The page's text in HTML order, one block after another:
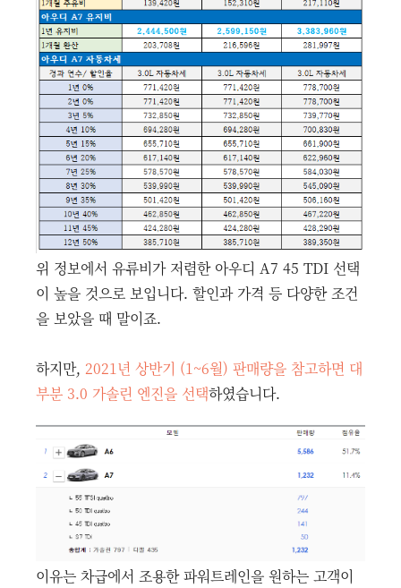
위 정보에서 유류비가 저렴한 아우디 A7 45 TDI 선택
이 높을 것으로 보입니다. 할인과 가격 등 다양한 조건
을 보았을 때 말이죠.
하지만, 2021년 상반기 (1~6월) 판매량을 참고하면 대
부분 3.0 가솔린 엔진을 선택하였습니다.
이유는 차급에서 조용한 파워트레인을 원하는 고객이